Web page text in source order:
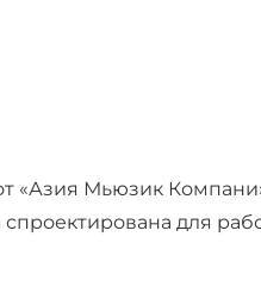
«Азия Мьюзик
для